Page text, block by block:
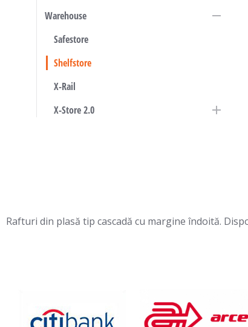
Warehouse
Safestore
Shelfstore
X-Rail
X-Store 2.0
Rafturi din plasă tip cascadă cu margine îndoită.